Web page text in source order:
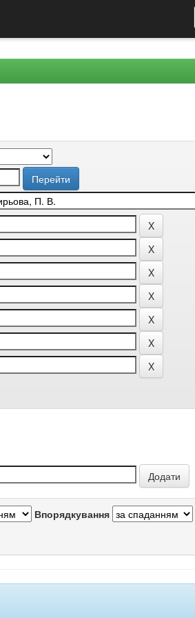
Впорядкування